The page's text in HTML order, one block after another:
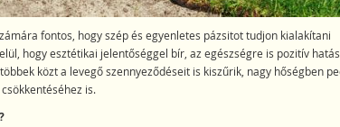
fontos, hogy szép és egyenletes pázsitot tudjon kialakítani
hogy esztétikai jelentőséggel bír, az egészségre is pozitív
közt a levegő szennyeződéseit is kiszűrik, nagy hőségben
is.